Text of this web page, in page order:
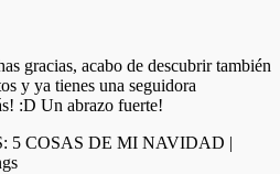
gracias, acabo de descubrir también
y ya tienes una seguidora
:D Un abrazo fuerte!
5 COSAS DE MI NAVIDAD |